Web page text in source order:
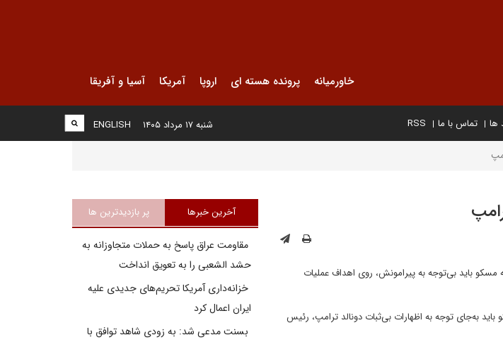
خاورمیانه پرونده هسته ای اروپا آمریکا آسیا و آفریقا
ها تماس با ما RSS
ENGLISH شنبه ۱۷ مرداد ۱۴۰۵
مسکو باید بی‌توجه به پیرامونش، روی اهداف عملیات
به‌جای توجه به اظهارات بی‌ثبات دونالد ترامپ، رئیس
آخرین خبرها پر بازدیدترین ها
مقاومت عراق پاسخ به حملات متجاوزانه به
حشد الشعبی را به تعویق انداخت
خزانه‌داری آمریکا تحریم‌های جدیدی علیه
ایران اعمال کرد
بسنت مدعی شد: به زودی شاهد توافق با